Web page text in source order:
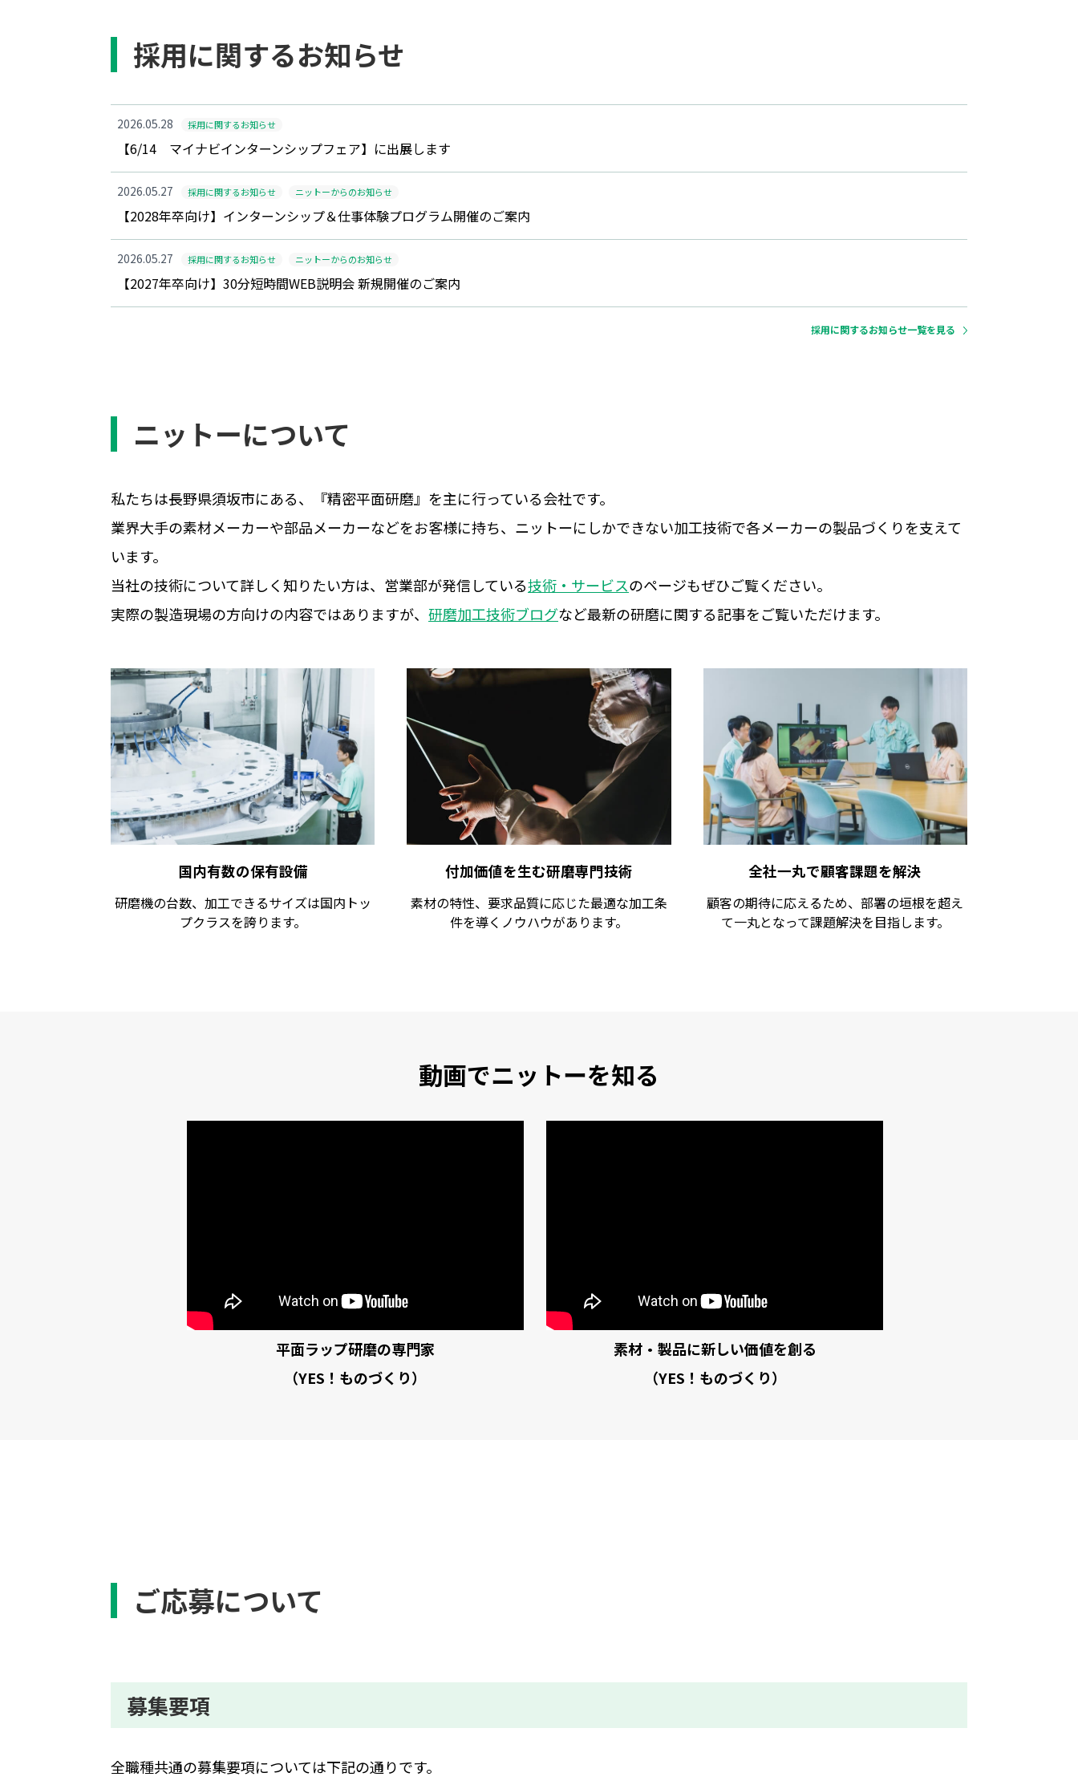
採用に関するお知らせ
2026.05.28 採用に関するお知らせ
【6/14 マイナビインターンシップフェア】に出展します
2026.05.27 採用に関するお知らせ ニットーからのお知らせ
【2028年卒向け】インターンシップ＆仕事体験プログラム開催のご案内
2026.05.27 採用に関するお知らせ ニットーからのお知らせ
【2027年卒向け】30分短時間WEB説明会 新規開催のご案内
採用に関するお知らせ一覧を見る
ニットーについて
私たちは長野県須坂市にある、『精密平面研磨』を主に行っている会社です。
業界大手の素材メーカーや部品メーカーなどをお客様に持ち、ニットーにしかできない加工技術で各メーカーの製品づくりを支えて
います。
当社の技術について詳しく知りたい方は、営業部が発信している技術・サービスのページもぜひご覧ください。
実際の製造現場の方向けの内容ではありますが、 研磨加工技術ブログなど最新の研磨に関する記事をご覧いただけます。
国内有数の保有設備
研磨機の台数、加工できるサイズは国内トッ
プクラスを誇ります。
付加価値を生む研磨専門技術
素材の特性、要求品質に応じた最適な加工条
件を導くノウハウがあります。
全社一丸で顧客課題を解決
顧客の期待に応えるため、部署の垣根を超え
て一丸となって課題解決を目指します。
動画でニットーを知る
平面ラップ研磨の専門家
（YES！ものづくり）
素材・製品に新しい価値を創る
（YES！ものづくり）
ご応募について
募集要項
全職種共通の募集要項については下記の通りです。